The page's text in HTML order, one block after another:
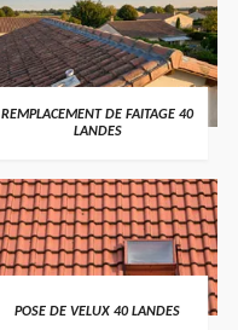
REMPLACEMENT DE FAITAGE 40
LANDES
POSE DE VELUX 40 LANDES